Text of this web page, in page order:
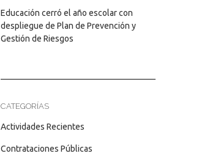
Educación cerró el año escolar con
despliegue de Plan de Prevención y
Gestión de Riesgos
CATEGORÍAS
Actividades Recientes
Contrataciones Públicas